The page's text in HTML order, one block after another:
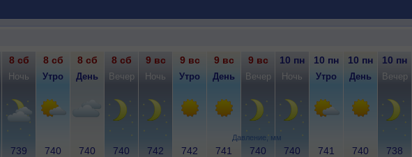
Давление, мм
8 сб 8 сб 8 сб 8 сб 9 вс 9 вс 9 вс 9 вс 10 пн 10 пн 10 пн 10 пн
Ночь Утро День Вечер Ночь Утро День Вечер Ночь Утро День Вечер
739 740 740 740 742 742 741 740 740 741 740 738